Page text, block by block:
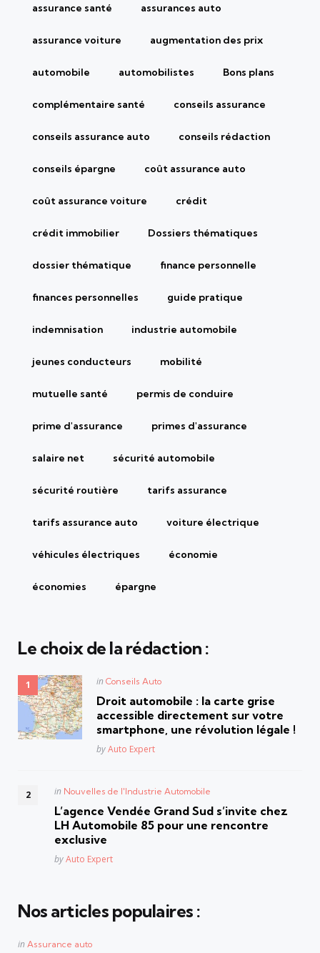
assurance santé assurances auto
assurance voiture augmentation des prix
automobile automobilistes Bons plans
complémentaire santé conseils assurance
conseils assurance auto conseils rédaction
conseils épargne coût assurance auto
coût assurance voiture crédit
crédit immobilier Dossiers thématiques
dossier thématique finance personnelle
finances personnelles guide pratique
indemnisation industrie automobile
jeunes conducteurs mobilité
mutuelle santé permis de conduire
prime d'assurance primes d'assurance
salaire net sécurité automobile
sécurité routière tarifs assurance
tarifs assurance auto voiture électrique
véhicules électriques économie
économies épargne
Le choix de la rédaction :
Posted
in Conseils Auto
Droit automobile : la carte grise
accessible directement sur votre
smartphone, une révolution légale !
Posted
byAuto Expert
Posted
in Nouvelles de l'Industrie Automobile
L’agence Vendée Grand Sud s’invite chez
LH Automobile 85 pour une rencontre
exclusive
Posted
byAuto Expert
Nos articles populaires :
Posted
in Assurance auto